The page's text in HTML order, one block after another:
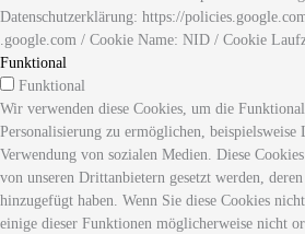
Datenschutzerklärung: https://
.google.com / Cookie Name: NID / Cookie
Funktional
Funktional
Wir verwenden diese Cookies, um die
Personalisierung zu ermöglichen,
Verwendung von sozialen Medien. Diese
von unseren Drittanbietern gesetzt werden,
hinzugefügt haben. Wenn Sie diese Cookies
einige dieser Funktionen möglicherweise nicht